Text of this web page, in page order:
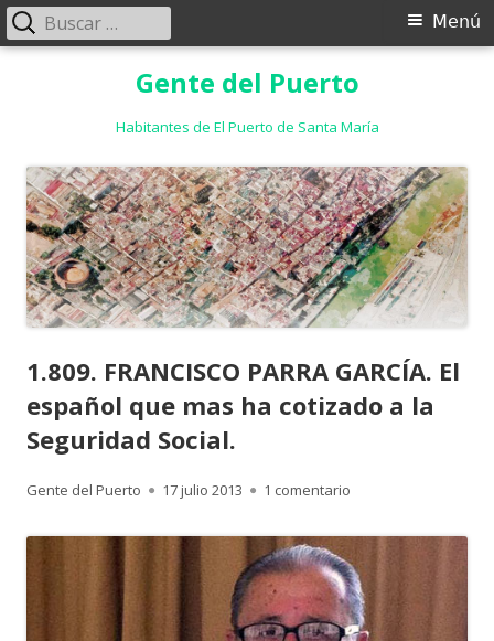
Gente del Puerto
Habitantes de El Puerto de Santa María
Menú
Menú
Buscar:
1.809. FRANCISCO PARRA GARCÍA. El
español que mas ha cotizado a la
Seguridad Social.
Autor
Gente del Puerto
Publicado
17 julio 2013 1 comentario